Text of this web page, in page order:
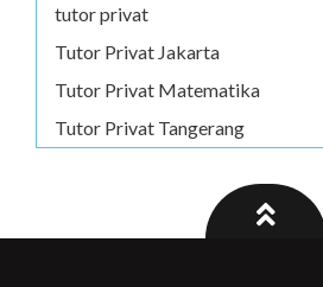
tutor privat
Tutor Privat Jakarta
Tutor Privat Matematika
Tutor Privat Tangerang